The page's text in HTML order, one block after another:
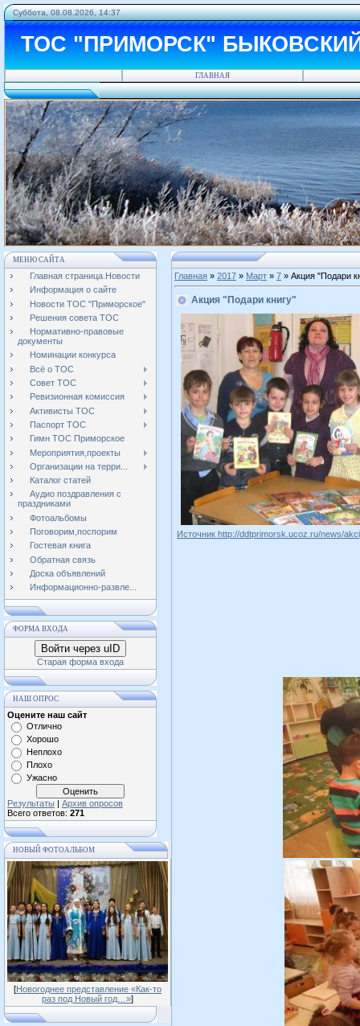
Суббота, 08.08.2026, 14:37
ТОС "ПРИМОРСК"
ГЛАВНАЯ
МЕНЮ САЙТА
Главная страница.Новости
Информация о сайте
Новости ТОС "Приморское"
Решения совета ТОС
Нормативно-правовые
документы
Номинации конкурса
Всё о ТОС
Совет ТОС
Ревизионная комиссия
Активисты ТОС
Паспорт ТОС
Гимн ТОС Приморское
Мероприятия,проекты
Организации на терри...
Каталог статей
Аудио поздравления с
праздниками
Фотоальбомы
Поговорим,поспорим
Гостевая книга
Обратная связь
Доска объявлений
Информационно-развле...
ФОРМА ВХОДА
Войти через uID
Старая форма входа
НАШ ОПРОС
Оцените наш сайт
Отлично
Хорошо
Неплохо
Плохо
Ужасно
Результаты | Архив опросов
Всего ответов: 271
НОВЫЙ ФОТОАЛЬБОМ
[Новогоднее представление «Как-то
раз под Новый год…»]
Главная » 2017 » Март » 7 » Акция "Подари
Акция "Подари книгу"
Источник http://ddtprimorsk.ucoz.ru/news/